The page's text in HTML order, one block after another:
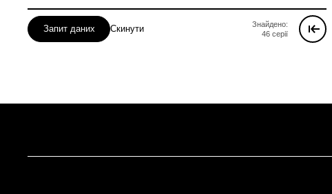
Запит даних Скинути
Знайдено:
46 серії